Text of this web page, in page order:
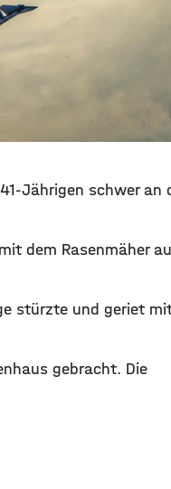
Jährigen schweran
dem Rasenmäher
stürzte und geriet
gebracht. Die